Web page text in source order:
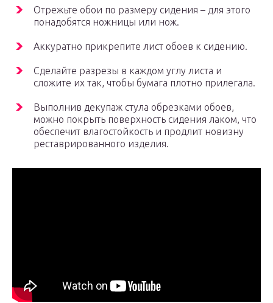
Отрежьте обои по размеру сидения – для этого
понадобятся ножницы или нож.
Аккуратно прикрепите лист обоев к сидению.
Сделайте разрезы в каждом углу листа и
сложите их так, чтобы бумага плотно прилегала.
Выполнив декупаж стула обрезками обоев,
можно покрыть поверхность сидения лаком, что
обеспечит влагостойкость и продлит новизну
реставрированного изделия.